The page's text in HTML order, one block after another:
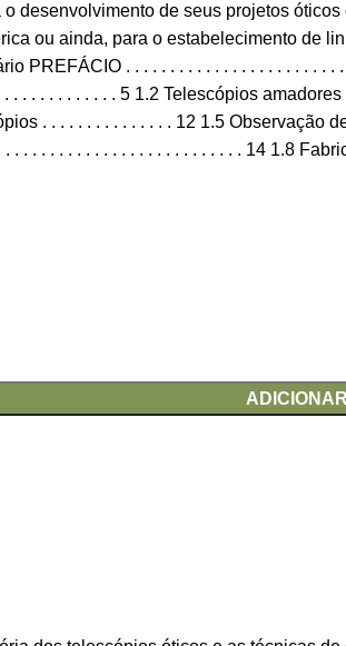
desenvolvimento de seus projetos
ou ainda, para o estabelecimento de
. . . . . . . . . . . . . . . . . . . . . . . .
. . . . . . . . . . . 5 1.2 Telescópios
. . . . . . . . . . . . . . . 12 1.5 Observação
. . . . . . . . . . . . . . . . . . . . . . . . . . 14 1.8